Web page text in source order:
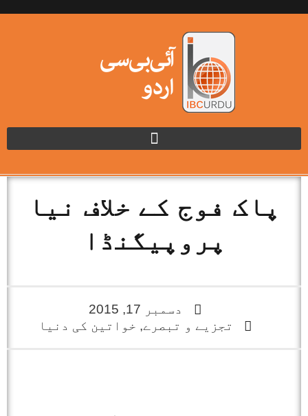
پاک فوج کے خلاف نیا
پروپیگنڈا
دسمبر 17, 2015
تجزیے و تبصرے, خواتین کی دنیا